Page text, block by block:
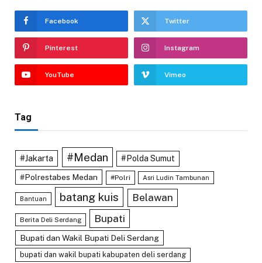
Facebook Twitter
Pinterest Instagram
YouTube Vimeo
Tag
#Jakarta #Medan
#Polda Sumut
#Polrestabes Medan
#Polri Asri Ludin Tambunan
Bantuan batang kuis Belawan
Berita Deli Serdang Bupati
Bupati dan Wakil Bupati Deli Serdang
bupati dan wakil bupati kabupaten deli serdang